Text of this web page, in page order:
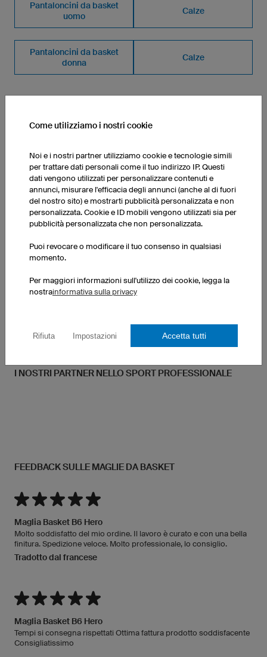
Pantaloncini da basket
uomo
Calze
Pantaloncini da basket
donna
Calze
ECCO COME FUNZIONA IL CONFIGURATORE
I NOSTRI PARTNER NELLO SPORT PROFESSIONALE
FEEDBACK SULLE MAGLIE DA BASKET
Maglia Basket B6 Hero
Molto soddisfatto del mio ordine. Il lavoro è curato e con una bella
finitura. Spedizione veloce. Molto professionale, lo consiglio.
Tradotto dal francese
Maglia Basket B6 Hero
Tempi si consegna rispettati Ottima fattura prodotto soddisfacente
Consigliatissimo
Come utilizziamo i nostri cookie
Noi e i nostri partner utilizziamo cookie e tecnologie simili
per trattare dati personali come il tuo indirizzo IP. Questi
dati vengono utilizzati per personalizzare contenuti e
annunci, misurare l'efficacia degli annunci (anche al di fuori
del nostro sito) e mostrarti pubblicità personalizzata e non
personalizzata. Cookie e ID mobili vengono utilizzati sia per
pubblicità personalizzata che non personalizzata.
Puoi revocare o modificare il tuo consenso in qualsiasi
momento.
Per maggiori informazioni sull'utilizzo dei cookie, legga la
nostrainformativa sulla privacy
Rifiuta Impostazioni Accetta tutti